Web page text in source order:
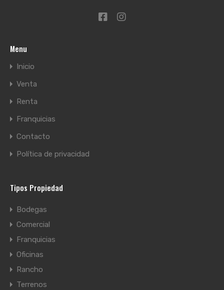
Menu
Inicio
Venta
Renta
Franquicias
Contacto
Política de privacidad
Tipos Propiedad
Bodegas
Comercial
Franquicias
Oficinas
Rancho
Terrenos